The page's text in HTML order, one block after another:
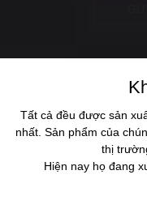
Tất cả đều được sản
nhất. Sản phẩm của
thị
Hiện nay họ đang